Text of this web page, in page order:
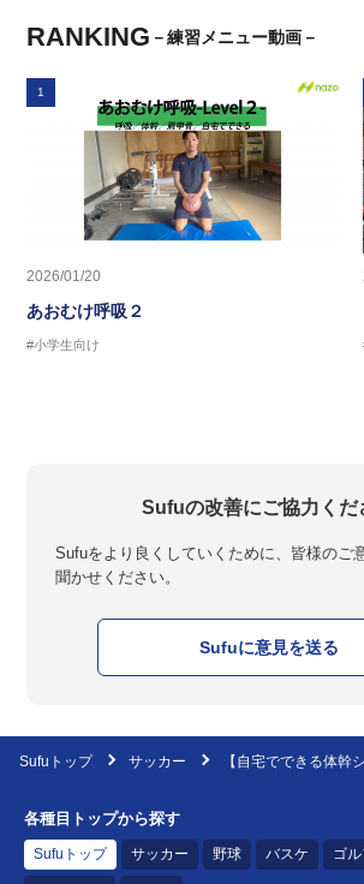
RANKING －練習メニュー動画－
1
2026/01/20
あおむけ呼吸２
#小学生向け
Sufuの改善にご協力くだ
Sufuをより良くしていくために、皆様のご
聞かせください。
Sufuに意見を送る
Sufuトップ サッカー 【自宅でできる体幹
各種目トップから探す
Sufuトップ サッカー 野球 バスケ ゴル